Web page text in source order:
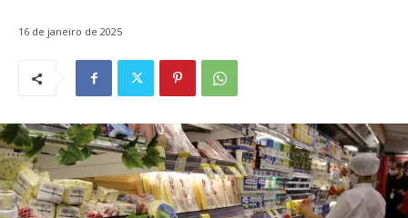
16 de janeiro de 2025